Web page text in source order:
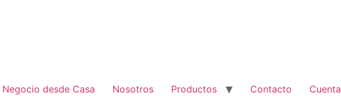
Negocio desde Casa Nosotros Productos Contacto Cuenta